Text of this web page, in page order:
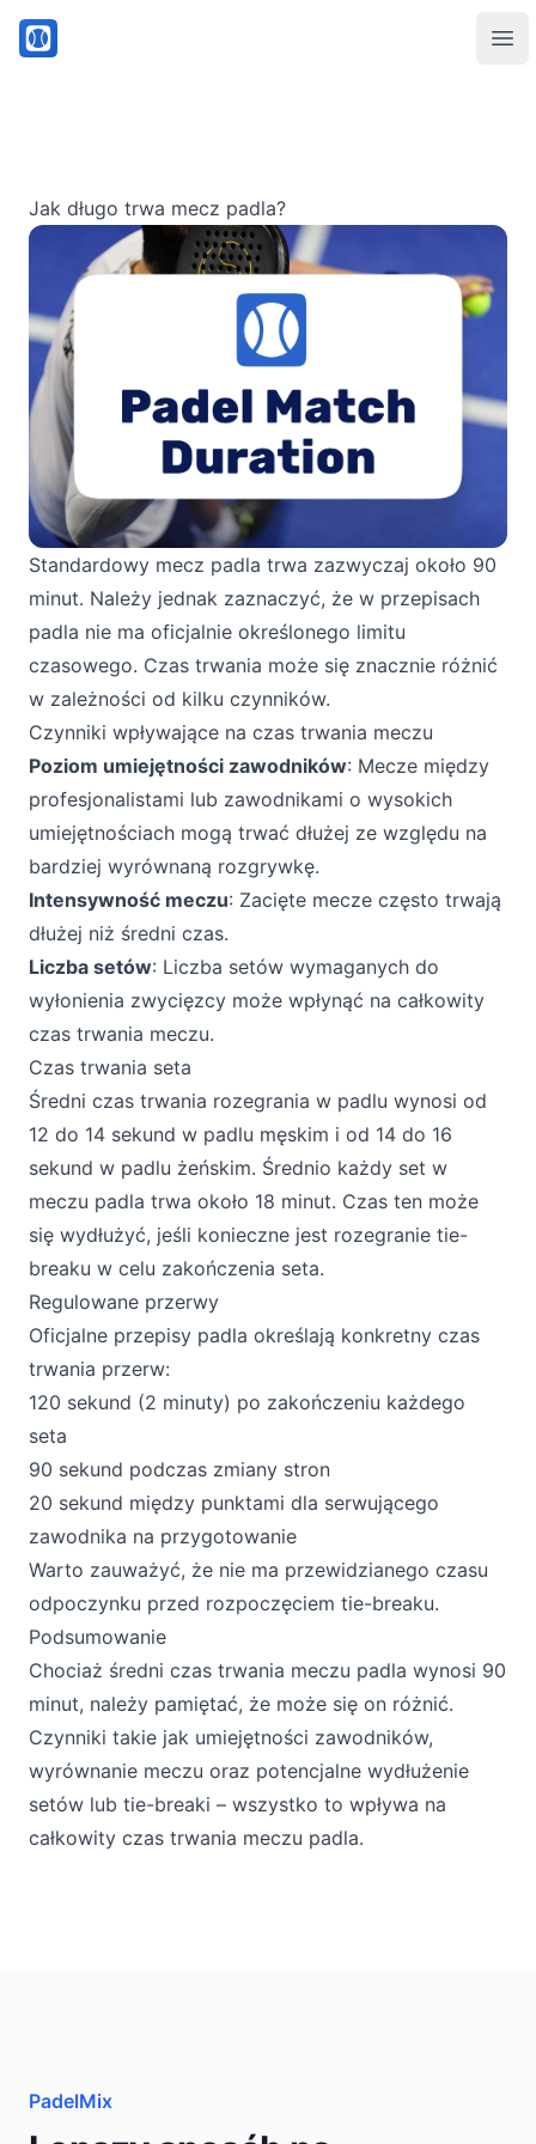
PadelMix
Jak długo trwa mecz padla?
Standardowy mecz padla trwa zazwyczaj około 90
minut. Należy jednak zaznaczyć, że w przepisach
padla nie ma oficjalnie określonego limitu
czasowego. Czas trwania może się znacznie różnić
w zależności od kilku czynników.
Czynniki wpływające na czas trwania meczu
Poziom umiejętności zawodników: Mecze między
profesjonalistami lub zawodnikami o wysokich
umiejętnościach mogą trwać dłużej ze względu na
bardziej wyrównaną rozgrywkę.
Intensywność meczu: Zacięte mecze często trwają
dłużej niż średni czas.
Liczba setów: Liczba setów wymaganych do
wyłonienia zwycięzcy może wpłynąć na całkowity
czas trwania meczu.
Czas trwania seta
Średni czas trwania rozegrania w padlu wynosi od
12 do 14 sekund w padlu męskim i od 14 do 16
sekund w padlu żeńskim. Średnio każdy set w
meczu padla trwa około 18 minut. Czas ten może
się wydłużyć, jeśli konieczne jest rozegranie tie-
breaku w celu zakończenia seta.
Regulowane przerwy
Oficjalne przepisy padla określają konkretny czas
trwania przerw:
120 sekund (2 minuty) po zakończeniu każdego
seta
90 sekund podczas zmiany stron
20 sekund między punktami dla serwującego
zawodnika na przygotowanie
Warto zauważyć, że nie ma przewidzianego czasu
odpoczynku przed rozpoczęciem tie-breaku.
Podsumowanie
Chociaż średni czas trwania meczu padla wynosi 90
minut, należy pamiętać, że może się on różnić.
Czynniki takie jak umiejętności zawodników,
wyrównanie meczu oraz potencjalne wydłużenie
setów lub tie-breaki – wszystko to wpływa na
całkowity czas trwania meczu padla.
PadelMix